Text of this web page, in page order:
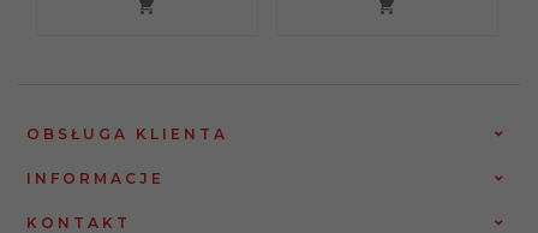
OBSŁUGA KLIENTA
INFORMACJE
KONTAKT